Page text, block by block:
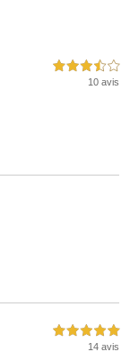
3,5 étoiles sur 5
10 avis
5,0 étoiles sur 5
14 avis